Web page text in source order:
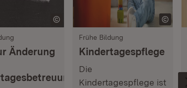
Änderung
Frühe Bildung
Kindertagespflege
Die
Kindertagespflege ist